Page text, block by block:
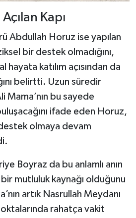
Kapı
Abdullah Horuz ise yapılan
bir destek olmadığını,
hayata katılım açısından da
belirtti. Uzun süredir
Mama’nın bu sayede
ifade eden Horuz,
olmaya devam
Boyraz da bu anlamlı anın
mutluluk kaynağı olduğunu
artık Nasrullah Meydanı
rahatça vakit